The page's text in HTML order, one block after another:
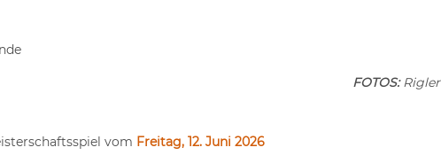
FOTOS:Rigler
vom Freitag, 12. Juni 2026